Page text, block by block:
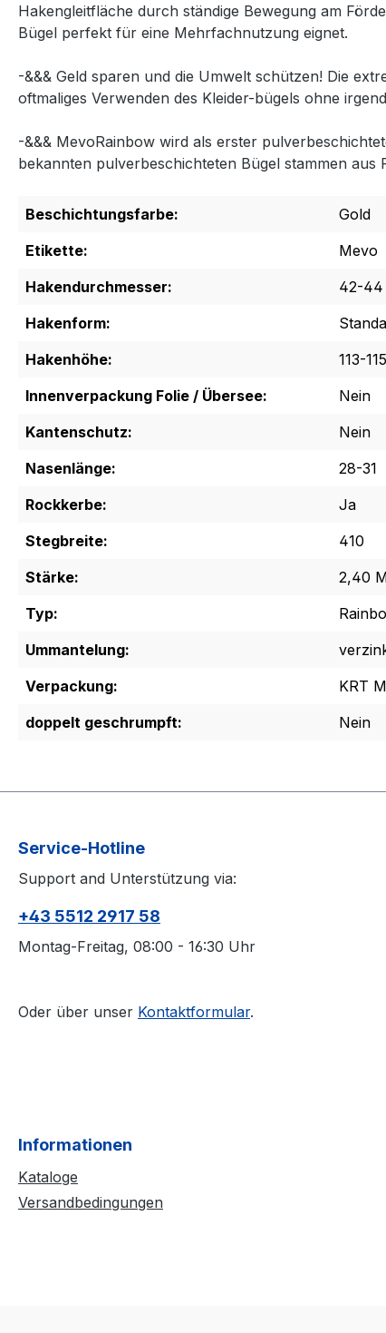
Hakengleitfläche durch ständige Bewegung am
Bügel perfekt für eine Mehrfachnutzung eignet.
-&&& Geld sparen und die Umwelt schützen! Die
oftmaliges Verwenden des Kleider-bügels ohne
-&&& MevoRainbow wird als erster
bekannten pulverbeschichteten Bügel stammen aus
Beschichtungsfarbe:
Gold
Etikette:
Mevo
Hakendurchmesser:
42-44
Hakenform:
Hakenhöhe:
113-115
Innenverpackung Folie / Übersee:
Nein
Kantenschutz:
Nein
Nasenlänge:
28-31
Rockkerbe:
Ja
Stegbreite:
410
Stärke:
2,40
Typ:
Ummantelung:
Verpackung:
KRT
doppelt geschrumpft:
Nein
Service-Hotline
Support and Unterstützung via:
+43 5512 2917 58
Montag-Freitag, 08:00 - 16:30 Uhr
Oder über unser Kontaktformular.
Informationen
Kataloge
Versandbedingungen